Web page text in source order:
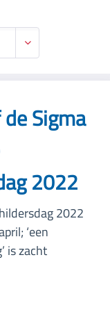
Sigma
2022
2022
‘een
is zacht